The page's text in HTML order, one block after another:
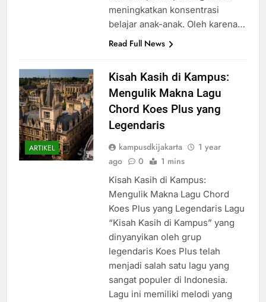
memiliki peran penting dalam
meningkatkan konsentrasi
ARTIKEL
Kisah Kasih di Kampus:
Mengulik Makna Lagu
Chord Koes Plus yang
Legendaris
kampusdkijakarta
Kisah Kasih di Kampus:
Mengulik Makna Lagu Chord
Koes Plus yang Legendaris Lagu
“Kisah Kasih di Kampus” yang
dinyanyikan oleh grup
legendaris Koes Plus telah
menjadi salah satu lagu yang
sangat populer di Indonesia.